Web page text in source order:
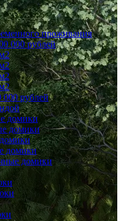
проживания
000 рублей
рублей
домики
домики
домики
домики